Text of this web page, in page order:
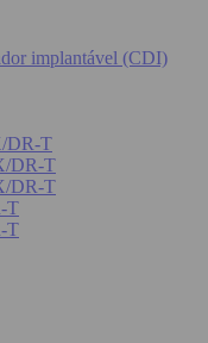
implantável (CDI)
DR-T
DR-T
DR-T
T
T